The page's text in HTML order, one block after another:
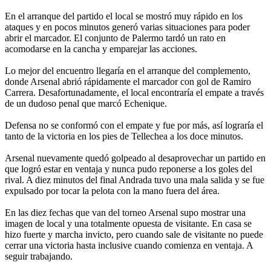
En el arranque del partido el local se mostró muy rápido en los
ataques y en pocos minutos generó varias situaciones para poder
abrir el marcador. El conjunto de Palermo tardó un rato en
acomodarse en la cancha y emparejar las acciones.
Lo mejor del encuentro llegaría en el arranque del complemento,
donde Arsenal abrió rápidamente el marcador con gol de Ramiro
Carrera. Desafortunadamente, el local encontraría el empate a través
de un dudoso penal que marcó Echenique.
Defensa no se conformó con el empate y fue por más, así lograría el
tanto de la victoria en los pies de Tellechea a los doce minutos.
Arsenal nuevamente quedó golpeado al desaprovechar un partido en
que logró estar en ventaja y nunca pudo reponerse a los goles del
rival. A diez minutos del final Andrada tuvo una mala salida y se fue
expulsado por tocar la pelota con la mano fuera del área.
En las diez fechas que van del torneo Arsenal supo mostrar una
imagen de local y una totalmente opuesta de visitante. En casa se
hizo fuerte y marcha invicto, pero cuando sale de visitante no puede
cerrar una victoria hasta inclusive cuando comienza en ventaja. A
seguir trabajando.